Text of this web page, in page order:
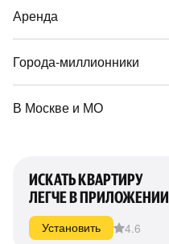
Аренда
Города-миллионники
В Москве и МО
ИСКАТЬ КВАРТИРУ
ЛЕГЧЕ В ПРИЛОЖЕНИИ
Установить 4.6